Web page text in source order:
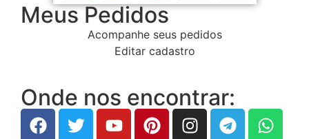
Meus Pedidos
Acompanhe seus pedidos
Editar cadastro
Onde nos encontrar: